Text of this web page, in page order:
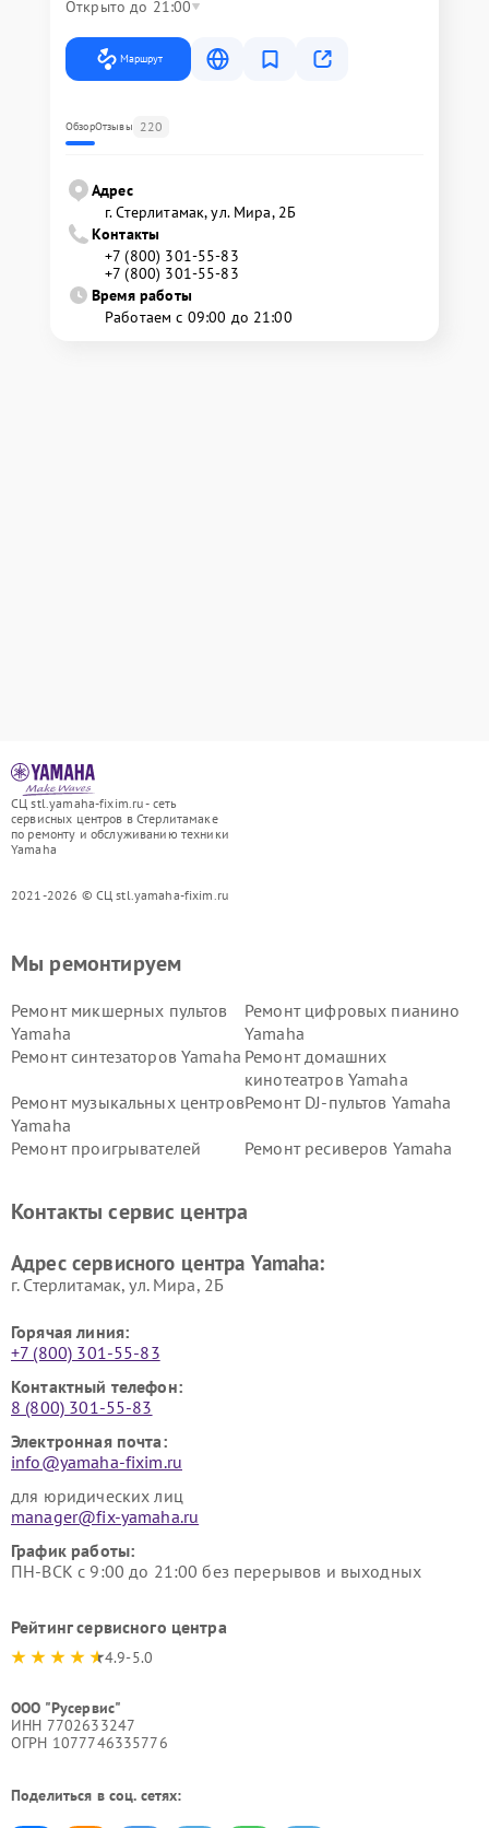
Открыто до 21:00
Маршрут
ОбзорОтзывы 220
Адрес
г. Стерлитамак, ул. Мира, 2Б
Контакты
+7 (800) 301-55-83
+7 (800) 301-55-83
Время работы
Работаем с 09:00 до 21:00
СЦ stl.yamaha-fixim.ru - сеть
сервисных центров в Стерлитамаке
по ремонту и обслуживанию техники
Yamaha
2021-2026 © СЦ stl.yamaha-fixim.ru
Мы ремонтируем
Ремонт микшерных пультов
Yamaha
Ремонт цифровых пианино
Yamaha
Ремонт синтезаторов Yamaha Ремонт домашних
кинотеатров Yamaha
Ремонт музыкальных центров
Yamaha
Ремонт DJ-пультов Yamaha
Ремонт проигрывателей
Ремонт ресиверов Yamaha
Yamaha
Yamaha
Контакты сервис центра
Адрес сервисного центра Yamaha:
г. Стерлитамак, ул. Мира, 2Б
Горячая линия:
+7 (800) 301-55-83
Контактный телефон:
8 (800) 301-55-83
Электронная почта:
info@yamaha-fixim.ru
для юридических лиц
manager@fix-yamaha.ru
График работы:
ПН-ВСК с 9:00 до 21:00 без перерывов и выходных
Рейтинг сервисного центра
4.9-5.0
ООО "Русервис"
ИНН 7702633247
ОГРН 1077746335776
Поделиться в соц. сетях: